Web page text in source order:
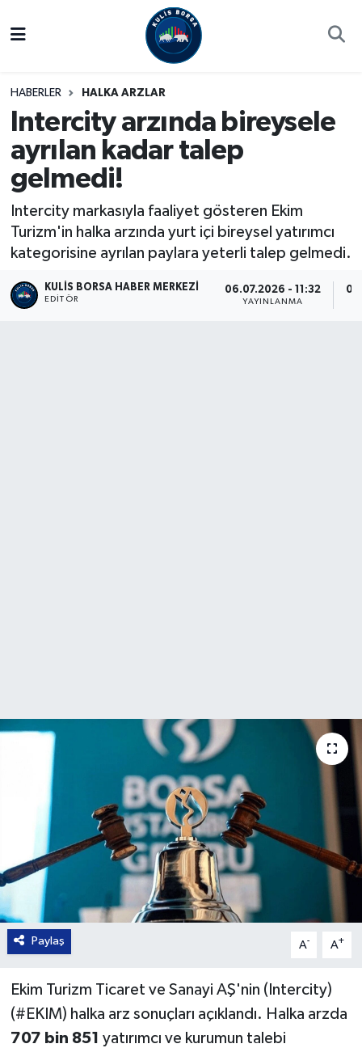
HABERLER HALKA ARZLAR
Intercity arzında bireysele
ayrılan kadar talep
gelmedi!
Intercity markasıyla faaliyet gösteren Ekim
Turizm'in halka arzında yurt içi bireysel yatırımcı
kategorisine ayrılan paylara yeterli talep gelmedi.
KULIS BORSA HABER MERKEZI
EDITÖR
06.07.2026 - 11:32
YAYINLANMA
Paylaş A- A+
Ekim Turizm Ticaret ve Sanayi AŞ'nin (Intercity)
(#EKIM) halka arz sonuçları açıklandı. Halka arzda
707 bin 851 yatırımcı ve kurumun talebi
Kulis Haber
Halka Arzlar
Ekonomi
Süper Lig Puan Durumu ve Fikstür
Tüm Manşetler
Son Dakika Haberleri